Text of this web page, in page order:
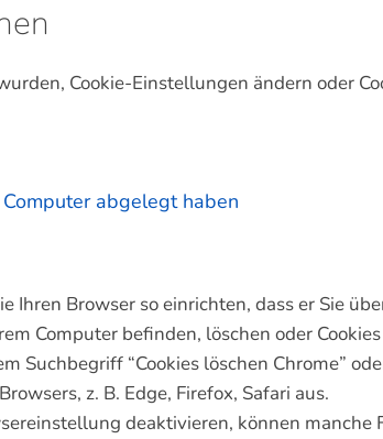
Cookie-Einstellungen ändern oder
abgelegt haben
Browser so einrichten, dass er Sie
Computer befinden, löschen oder
“Cookies löschen Chrome”
z. B. Edge, Firefox, Safari aus.
deaktivieren, können